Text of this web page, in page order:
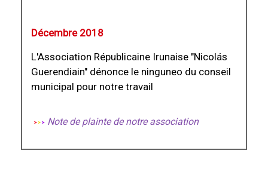
Décembre 2018
L'Association Républicaine Irunaise "Nicolás
Guerendiain" dénonce le ninguneo du conseil
municipal pour notre travail
Note de plainte de notre association